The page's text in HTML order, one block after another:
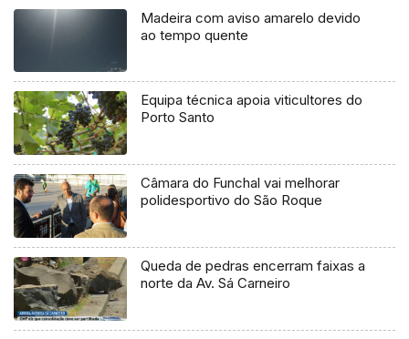
Madeira com aviso amarelo devido
ao tempo quente
Equipa técnica apoia viticultores do
Porto Santo
Câmara do Funchal vai melhorar
polidesportivo do São Roque
Queda de pedras encerram faixas a
norte da Av. Sá Carneiro